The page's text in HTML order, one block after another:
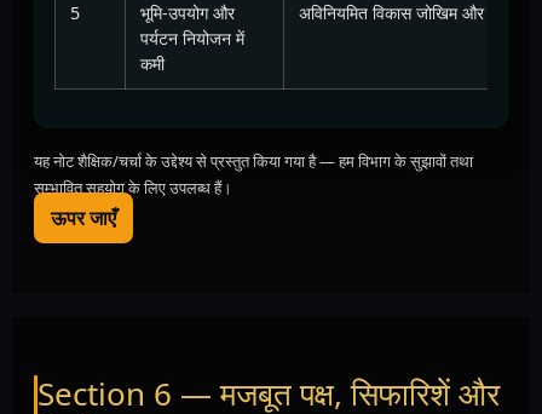
5
भूमि-उपयोग और
पर्यटन नियोजन में
कमी
अविनियमित विकास जोखिम और
यह नोट शैक्षिक/चर्चा के उद्देश्य से प्रस्तुत किया गया है — हम विभाग के सुझावों तथा
सम्भावित सहयोग के लिए उपलब्ध हैं।
ऊपर जाएँ
Section 6 — मजबूत पक्ष, सिफारिशें और